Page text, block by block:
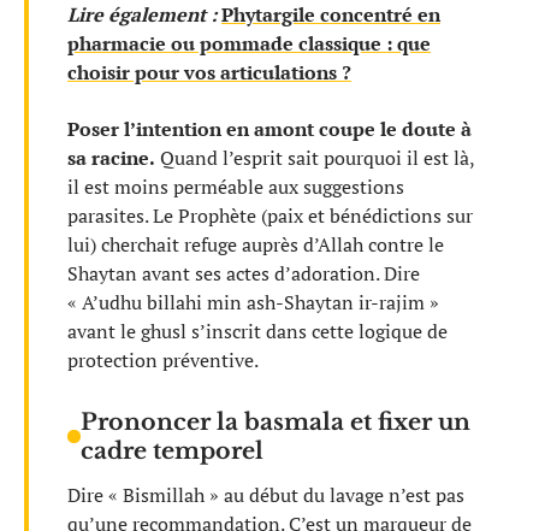
Lire également :Phytargile concentré en
pharmacie ou pommade classique : que
choisir pour vos articulations ?
Poser l’intention en amont coupe le doute à
sa racine. Quand l’esprit sait pourquoi il est là,
il est moins perméable aux suggestions
parasites. Le Prophète (paix et bénédictions sur
lui) cherchait refuge auprès d’Allah contre le
Shaytan avant ses actes d’adoration. Dire
« A’udhu billahi min ash-Shaytan ir-rajim »
avant le ghusl s’inscrit dans cette logique de
protection préventive.
Prononcer la basmala et fixer un
cadre temporel
Dire « Bismillah » au début du lavage n’est pas
qu’une recommandation. C’est un marqueur de